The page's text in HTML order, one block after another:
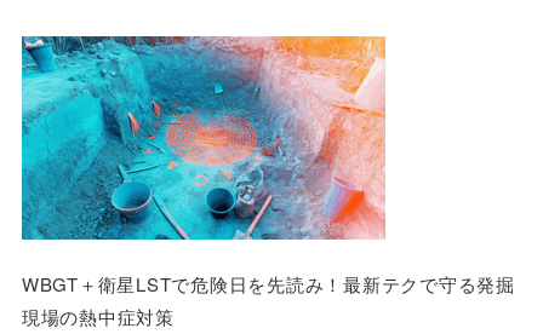
WBGT＋衛星LSTで危険日を先読み！最新テクで守る発掘
現場の熱中症対策